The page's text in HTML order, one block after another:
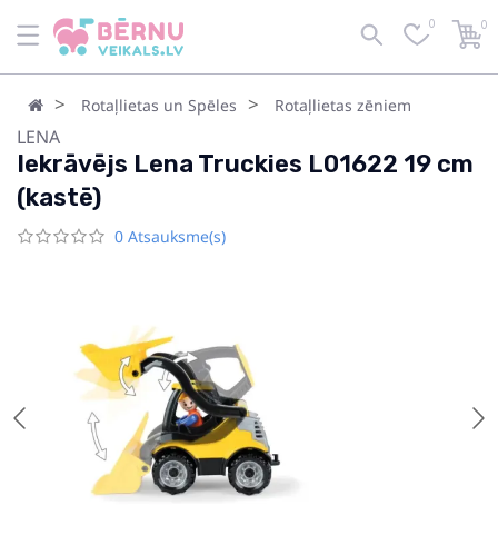
0 0
Rotaļlietas un Spēles Rotaļlietas zēniem
LENA
Iekrāvējs Lena Truckies L01622 19 cm
(kastē)
0 Atsauksme(s)